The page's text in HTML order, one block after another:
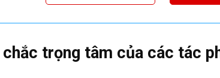
chắc trọng tâm của các tác